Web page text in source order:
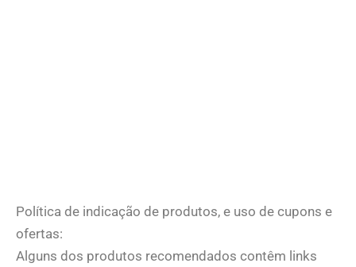
Política de indicação de produtos, e uso de cupons e
ofertas:
Alguns dos produtos recomendados contêm links